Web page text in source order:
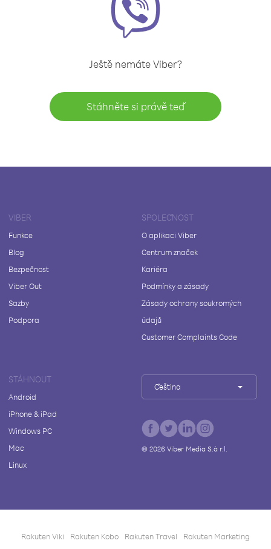
Ještě nemáte Viber?
Stáhněte si právě teď
VIBER
Funkce
Blog
Bezpečnost
Viber Out
Sazby
Podpora
SPOLEČNOST
O aplikaci Viber
Centrum značek
Kariéra
Podmínky a zásady
Zásady ochrany soukromých
údajů
Customer Complaints Code
STÁHNOUT
Android
iPhone & iPad
Windows PC
Mac
Linux
Čeština
© 2026Viber Media S.à r.l.
Rakuten Viki Rakuten Kobo Rakuten Travel Rakuten Marketing